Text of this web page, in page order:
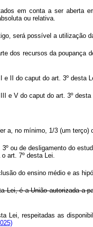
em conta a ser aberta
ou relativa.
será possível a utilização
dos recursos da
e II do caputdo art. 3º desta
e V do caputdo art. 3º desta
a, no mínimo, 1/3 (um
ou de desligamento do
art. 7º desta Lei.
do ensino médio e as
Lei, é a União autorizada a
Lei, respeitadas as